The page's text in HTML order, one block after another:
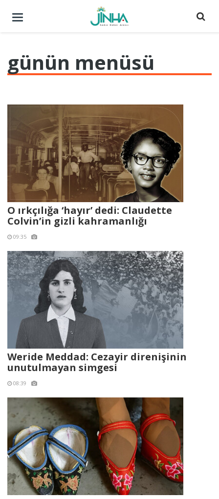
Menüyü
günün menüsü
O ırkçılığa ‘hayır’ dedi: Claudette
Colvin’in gizli kahramanlığı
09:35
Weride Meddad: Cezayir direnişinin
unutulmayan simgesi
08:39